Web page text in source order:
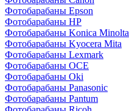
Фотобарабаны Epson
Фотобарабаны HP
Фотобарабаны Konica Minolta
Фотобарабаны Kyocera Mita
Фотобарабаны Lexmark
Фотобарабаны OCE
Фотобарабаны Oki
Фотобарабаны Panasonic
Фотобарабаны Pantum